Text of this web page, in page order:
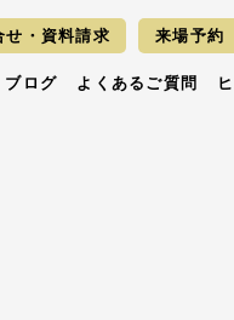
せ・資料請求 来場予約
ブログ よくあるご質問